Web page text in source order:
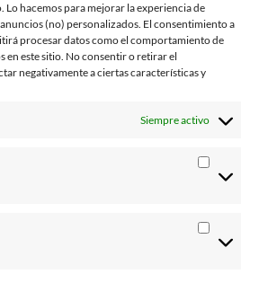
hacemos para mejorar la experiencia de
(no) personalizados. El consentimiento a
procesar datos como el comportamiento de
en este sitio. No consentir o retirar el
negativamente a ciertas características y
Siempre activo